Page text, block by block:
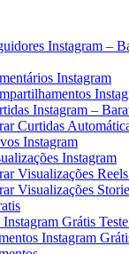
Instagram –
Instagram
Instagram –
Curtidas
Instagram
Instagram
Visualizações
Visualizações
Grátis
Instagram